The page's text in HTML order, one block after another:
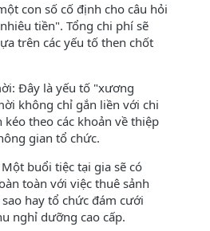
con số cố định cho câu hỏi
tiền". Tổng chi phí sẽ
trên các yếu tố then chốt
Đây là yếu tố "xương
không chỉ gắn liền với chi
kéo theo các khoản về thiệp
gian tổ chức.
buổi tiệc tại gia sẽ có
toàn với việc thuê sảnh
hay tổ chức đám cưới
nghỉ dưỡng cao cấp.